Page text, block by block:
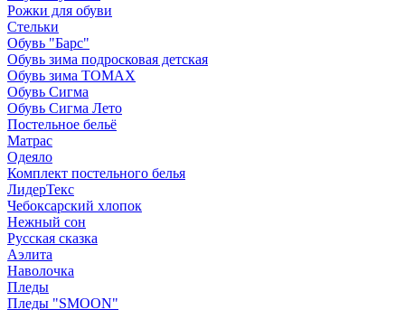
Рожки для обуви
Стельки
Обувь "Барс"
Обувь зима подросковая детская
Обувь зима ТОМАХ
Обувь Сигма
Обувь Сигма Лето
Постельное бельё
Матрас
Одеяло
Комплект постельного белья
ЛидерТекс
Чебоксарский хлопок
Нежный сон
Русская сказка
Аэлита
Наволочка
Пледы
Пледы "SMOON"